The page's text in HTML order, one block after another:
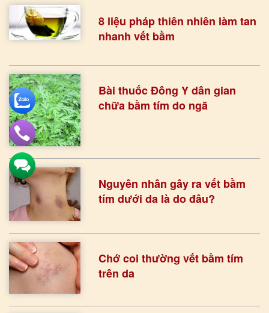
8 liệu pháp thiên nhiên làm tan
nhanh vết bầm
Bài thuốc Đông Y dân gian
chữa bầm tím do ngã
Nguyên nhân gây ra vết bầm
tím dưới da là do đâu?
Chớ coi thường vết bầm tím
trên da